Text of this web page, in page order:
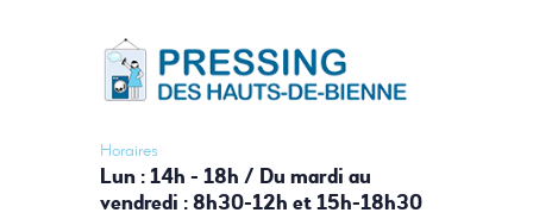
Horaires
Lun : 14h - 18h / Du mardi au
vendredi : 8h30-12h et 15h-18h30
PRESSING HAUTS-DE-BIENNE
Votre laverie du Haut-Jura
PRESSING
LAVERIE
AUTOMATIQUE
BOUTIQUE